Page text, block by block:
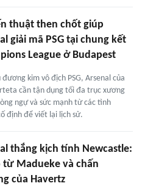
thuật then chốt giúp
giải mã PSG tại chung kết
League ở Budapest
kim vô địch PSG, Arsenal của
cần tận dụng tối đa trục xương
ngự và sức mạnh từ các tình
định để viết lại lịch sử.
thắng kịch tính Newcastle:
từ Madueke và chấn
của Havertz